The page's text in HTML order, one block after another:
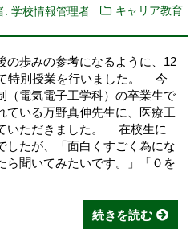
: 学校情報管理者
キャリア教育
歩みの参考になるように、12
特別授業を行いました。 今
（電気電子工学科）の卒業生で
ている万野真伸先生に、医療工
いただきました。 在校生に
したが、「面白くすごく為にな
ら聞いてみたいです。」「０を
続きを読む